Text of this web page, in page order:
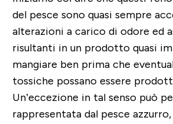
del pesce sono quasi sempre
alterazioni a carico di odore ed
risultanti in un prodotto quasi
mangiare ben prima che
tossiche possano essere
Un’eccezione in tal senso può
rappresentata dal pesce